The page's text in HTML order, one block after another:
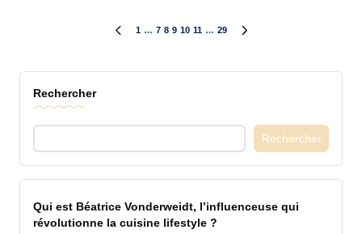
Pagination
des
publications
PREVIOUS
1 … 7 8 9 10 11 … 29
Rechercher
Rechercher
Qui est Béatrice Vonderweidt, l’influenceuse qui
révolutionne la cuisine lifestyle ?